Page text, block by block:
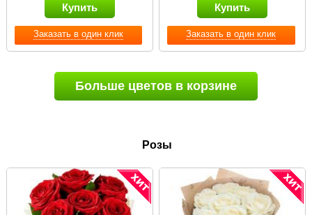
Заказать в один клик
Купить
Заказать в один клик
Купить
Больше цветов в корзине
Розы